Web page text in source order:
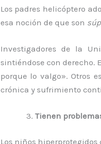
Los padres helicóptero
esa noción de que son
Investigadores de la
sintiéndose con derecho.
porque lo valgo». Otros
crónica y sufrimiento
Tienen
Los niños